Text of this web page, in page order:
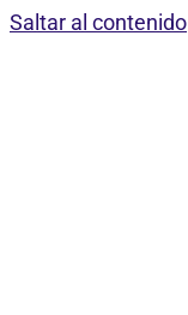
Saltar al contenido